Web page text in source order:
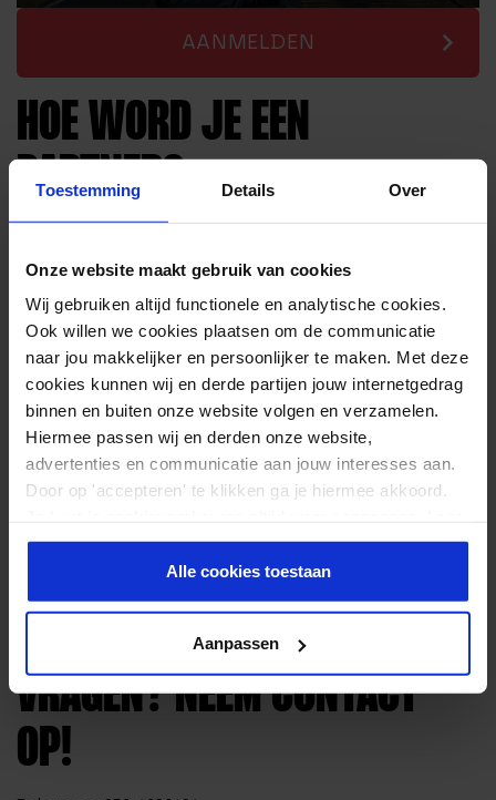
Toestemming Details Over
Onze website maakt gebruik van cookies
Wij gebruiken altijd functionele en analytische cookies.
Ook willen we cookies plaatsen om de communicatie
naar jou makkelijker en persoonlijker te maken. Met deze
cookies kunnen wij en derde partijen jouw internetgedrag
binnen en buiten onze website volgen en verzamelen.
Hiermee passen wij en derden onze website,
advertenties en communicatie aan jouw interesses aan.
Door op 'accepteren' te klikken ga je hiermee akkoord.
er meer over in onsprivacy beleid.
Alle cookies toestaan
Aanpassen
AANMELDEN
HOE WORD JE EEN
PARTNER?
Maak een gratis account aan opAdtraction
Promoot Matchu Sports met de gekregen link uit
Adtraction
Jouw bezoekers klikken op de link en doen een bestelling
Adtraction registreert de bestellingen
Adtraction betaalt de 7% commissie aan jouw uit!
FITNESS AFFILIATE
PROGRAMMA
✓ Toegang tot een dagelijks geactualiseerde productfeed
✓ Banners, tekstlinks en promoties
✓ Meertalig (Nederland en Duitsland)
VRAGEN? NEEM CONTACT
OP!